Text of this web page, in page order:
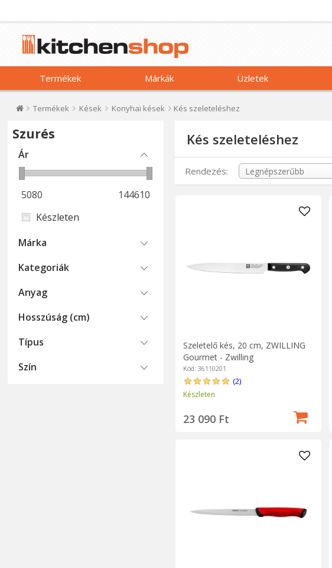
Termékek Márkák Üzletek
Termékek Kések Konyhai kések Kés szeleteléshez
Szurés
Ár
5080
144610
Készleten
Márka
Kategoriák
Anyag
Hosszúság (cm)
Típus
Szín
Kés szeleteléshez
Rendezés:
Szeletelő kés, 20 cm, ZWILLING
Gourmet - Zwilling
Kód: 36110201
(2)
Készleten
23 090 Ft